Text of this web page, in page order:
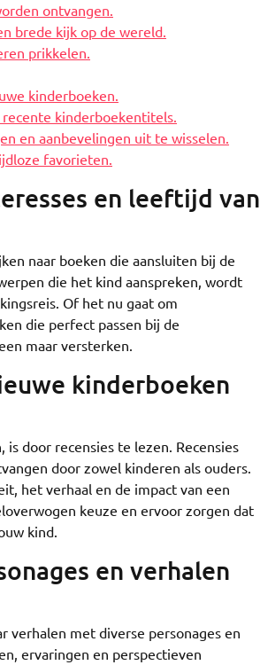
ontvangen.
brede kijk op de wereld.
prikkelen.
kinderboeken.
kinderboekentitels.
en aanbevelingen uit te wisselen.
favorieten.
en leeftijd van
naar boeken die aansluiten bij de
die het kind aanspreken, wordt
Of het nu gaat om
die perfect passen bij de
maar versterken.
kinderboeken
door recensies te lezen. Recensies
door zowel kinderen als ouders.
het verhaal en de impact van een
keuze en ervoor zorgen dat
kind.
en verhalen
verhalen met diverse personages en
ervaringen en perspectieven